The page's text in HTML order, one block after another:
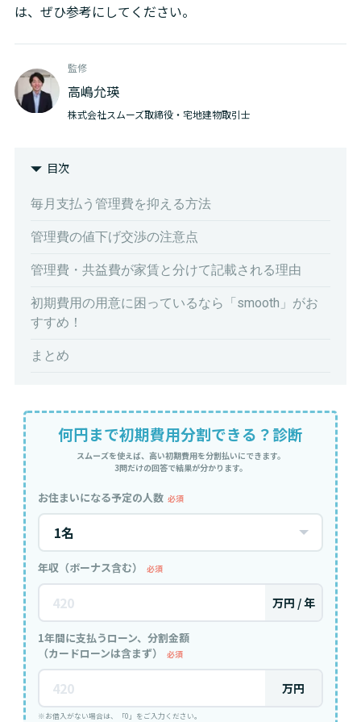
は、ぜひ参考にしてください。
監修
高嶋允瑛
株式会社スムーズ取締役・宅地建物取引士
目次
毎月支払う管理費を抑える方法
管理費の値下げ交渉の注意点
管理費・共益費が家賃と分けて記載される理由
初期費用の用意に困っているなら「smooth」がお
すすめ！
まとめ
何円まで初期費用分割できる？診断
スムーズを使えば、高い初期費用を分割払いにできます。
3問だけの回答で結果が分かります。
お住まいになる予定の人数 必須
年収（ボーナス含む） 必須
万円 / 年
1年間に支払うローン、分割金額
（カードローンは含まず）
必須
万円
※お借入がない場合は、「0」をご入力ください。